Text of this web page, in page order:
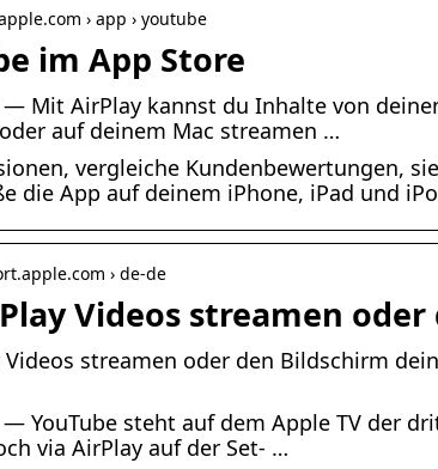
› app › youtube
im App Store
— Mit AirPlay kannst du Inhalte von
auf deinem Mac streamen …
vergleiche Kundenbewertungen,
die App auf deinem iPhone, iPad und
› de-de
Videos streamen
streamen oder den Bildschirm
— YouTube steht auf dem Apple TV der
via AirPlay auf der Set- …